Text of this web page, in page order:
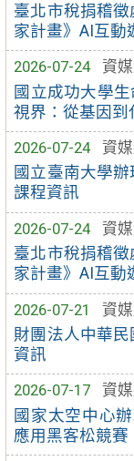
臺北市稅捐稽
家計畫》AI互動
2026-07-24
資
國立成功大學
視界：從基因到
2026-07-24
資
國立臺南大學
課程資訊
2026-07-24
資
臺北市稅捐稽
家計畫》AI互動
2026-07-21
資
財團法人中華
資訊
2026-07-17
資
國家太空中心
應用黑客松競賽